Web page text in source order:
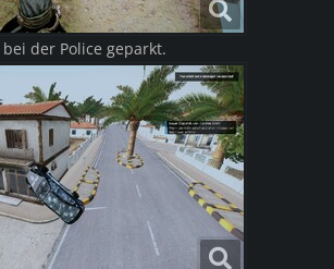
der Police geparkt.